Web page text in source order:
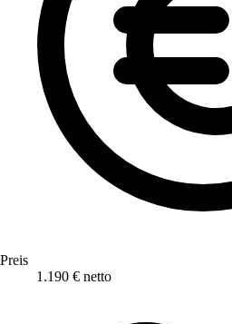
Preis
1.190 € netto